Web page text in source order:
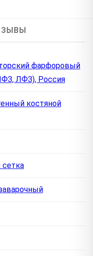
фарфоровый
ЛФЗ), Россия
костяной
сетка